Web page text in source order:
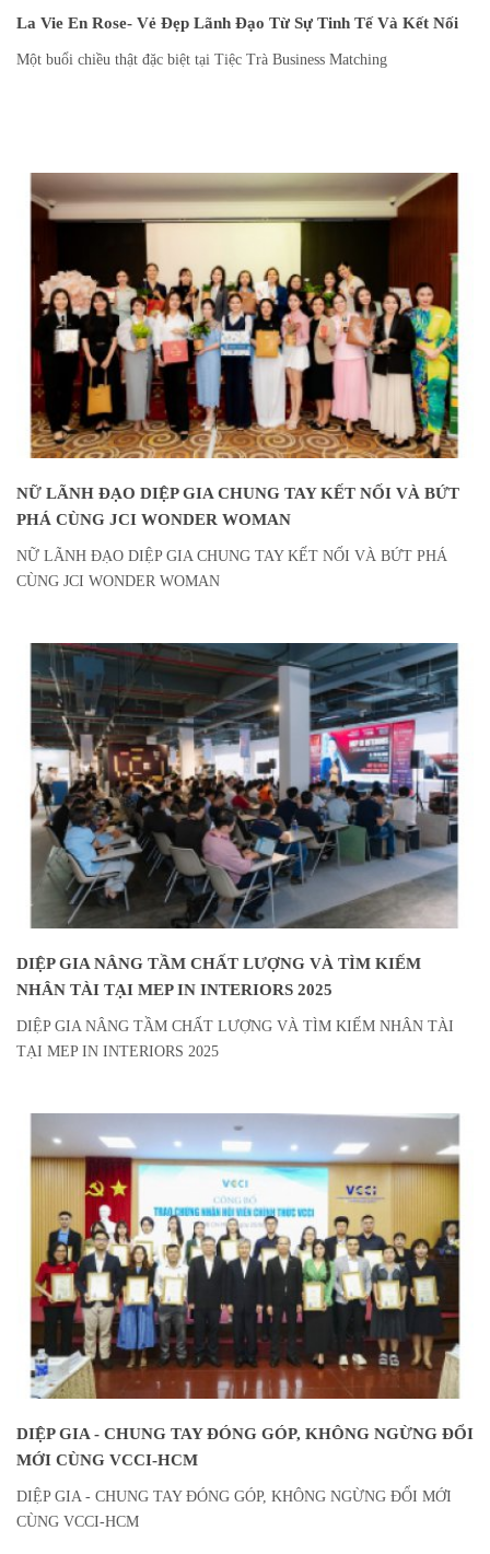
La Vie En Rose- Vẻ Đẹp Lãnh Đạo Từ Sự Tinh Tế Và Kết Nối
Một buổi chiều thật đặc biệt tại Tiệc Trà Business Matching
NỮ LÃNH ĐẠO DIỆP GIA CHUNG TAY KẾT NỐI VÀ BỨT
PHÁ CÙNG JCI WONDER WOMAN
NỮ LÃNH ĐẠO DIỆP GIA CHUNG TAY KẾT NỐI VÀ BỨT PHÁ
CÙNG JCI WONDER WOMAN
DIỆP GIA NÂNG TẦM CHẤT LƯỢNG VÀ TÌM KIẾM
NHÂN TÀI TẠI MEP IN INTERIORS 2025
DIỆP GIA NÂNG TẦM CHẤT LƯỢNG VÀ TÌM KIẾM NHÂN TÀI
TẠI MEP IN INTERIORS 2025
DIỆP GIA - CHUNG TAY ĐÓNG GÓP, KHÔNG NGỪNG ĐỔI
MỚI CÙNG VCCI-HCM
DIỆP GIA - CHUNG TAY ĐÓNG GÓP, KHÔNG NGỪNG ĐỔI MỚI
CÙNG VCCI-HCM